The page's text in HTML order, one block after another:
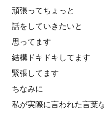
頑張ってちょっと
話をしていきたいと
思ってます
結構ドキドキしてます
緊張してます
ちなみに
私が実際に言われた言葉